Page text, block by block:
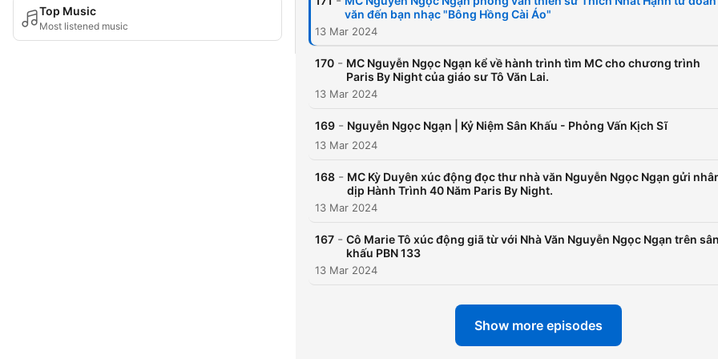
Top Music
Most listened music
văn đến bạn nhạc "Bông Hồng Cài Áo"
13 Mar 2024
170 - MC Nguyễn Ngọc Ngạn kể về hành trình tìm MC cho chương trình
Paris By Night của giáo sư Tô Văn Lai.
13 Mar 2024
169 - Nguyễn Ngọc Ngạn | Kỷ Niệm Sân Khấu - Phỏng Vấn Kịch Sĩ
13 Mar 2024
168 - MC Kỳ Duyên xúc động đọc thư nhà văn Nguyễn Ngọc Ngạn gửi
dịp Hành Trình 40 Năm Paris By Night.
13 Mar 2024
167 - Cô Marie Tô xúc động giã từ với Nhà Văn Nguyễn Ngọc Ngạn trên
khấu PBN 133
13 Mar 2024
Show more episodes